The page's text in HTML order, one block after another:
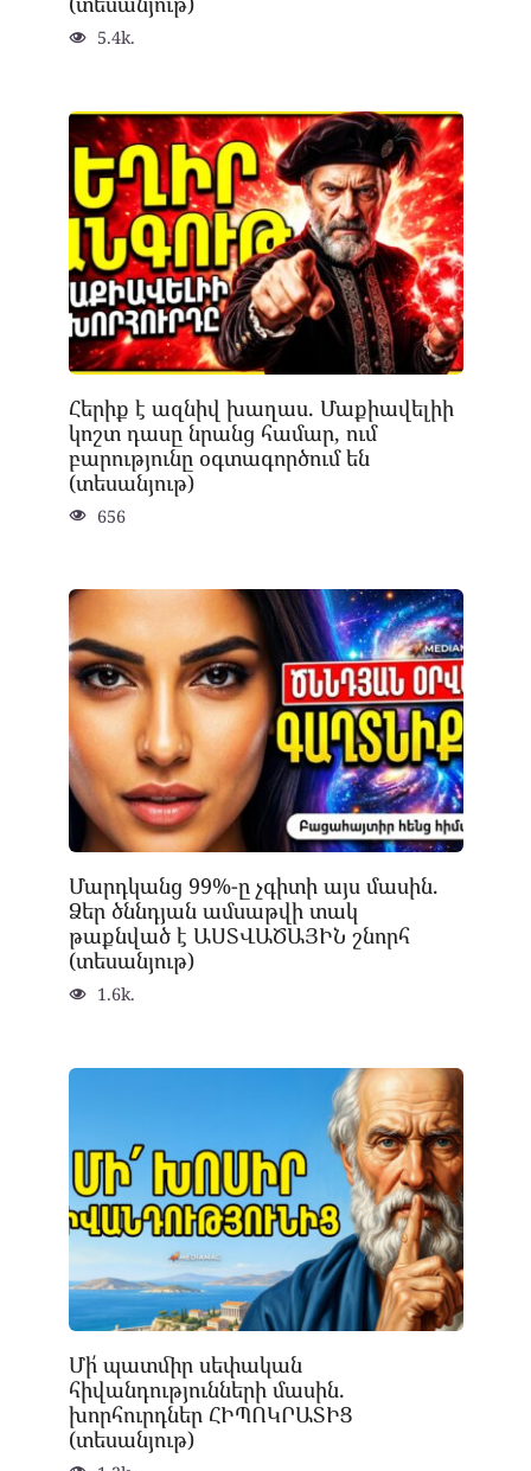
5.4k.
Հերիք է ազնիվ խաղաս. Մաքիավելիի
կոշտ դասը նրանց համար, ում
բարությունը օգտագործում են
(տեսանյութ)
656
Մարդկանց 99%-ը չգիտի այս մասին.
Ձեր ծննդյան ամսաթվի տակ
թաքնված է ԱՍՏՎԱԾԱՅԻՆ շնորհ
(տեսանյութ)
1.6k.
Մի՛ պատմիր սեփական
հիվանդությունների մասին.
խորհուրդներ ՀԻՊՈԿՐԱՏԻՑ
(տեսանյութ)